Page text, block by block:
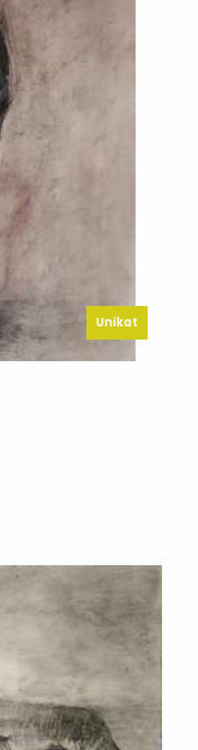
Unikat